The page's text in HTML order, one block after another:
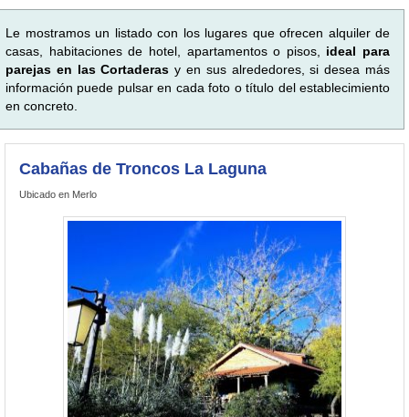
Le mostramos un listado con los lugares que ofrecen alquiler de
casas, habitaciones de hotel, apartamentos o pisos, ideal para
parejas en las Cortaderas y en sus alrededores, si desea más
información puede pulsar en cada foto o título del establecimiento
en concreto.
Cabañas de Troncos La Laguna
Ubicado en Merlo